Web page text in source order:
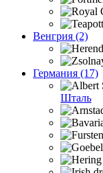
Венгрия (2)
Германия (17)
Шталь